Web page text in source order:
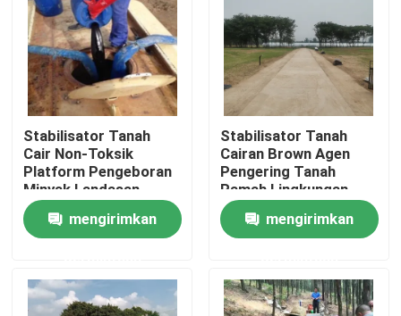
Rumah
Produk
Stabilisator Tanah
Cair Non-Toksik
Platform Pengeboran
Minyak Landasan
Stabilisasi Tanah
mengirimkan
Stabilisator Tanah
Cairan Brown Agen
Pengering Tanah
Ramah Lingkungan
mengirimkan